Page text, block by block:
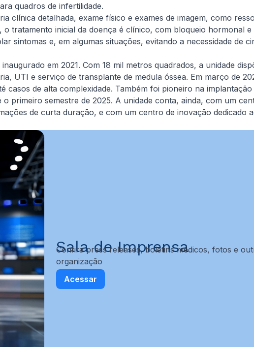
quadros de infertilidade.
clínica detalhada, exame físico e exames de imagem, como
tratamento inicial da doença é clínico, com bloqueio hormonal e
sintomas e, em algumas situações, evitando a necessidade de
em 2021. Com 18 mil metros quadrados, a unidade
UTI e serviço de transplante de medula óssea. Em março de
de alta complexidade. Também foi pioneiro na
primeiro semestre de 2025. A unidade conta, ainda, com um
de curta duração, e com um centro de inovação dedicado
Sala de Imprensa
Confira press releases, boletins médicos, fotos e
organização
Acessar